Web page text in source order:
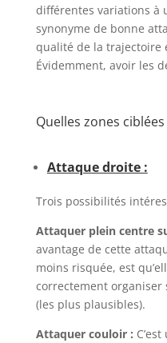
différentes variations à
synonyme de bonne
qualité de la trajectoire
Évidemment, avoir les
Quelles zones ciblées
Attaque droite :
Trois possibilités
Attaquer plein centre
avantage de cette
moins risquée, est
correctement
(les plus plausibles).
Attaquer couloir :